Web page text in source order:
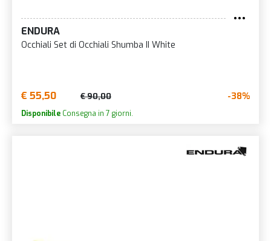
ENDURA
Occhiali Set di Occhiali Shumba II White
€ 55,50 € 90,00 -38%
Disponibile Consegna in 7 giorni.